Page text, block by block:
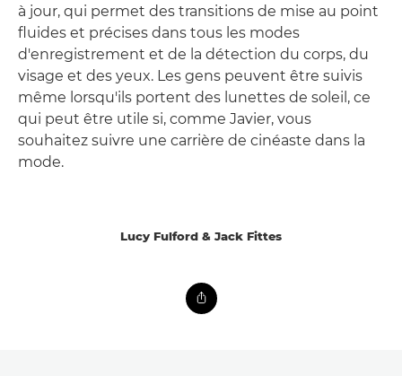
à jour, qui permet des transitions de mise au point
fluides et précises dans tous les modes
d'enregistrement et de la détection du corps, du
visage et des yeux. Les gens peuvent être suivis
même lorsqu'ils portent des lunettes de soleil, ce
qui peut être utile si, comme Javier, vous
souhaitez suivre une carrière de cinéaste dans la
mode.
Lucy Fulford & Jack Fittes